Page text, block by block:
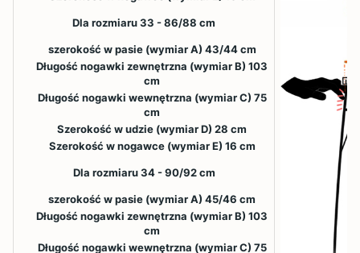
Dla rozmiaru 33 - 86/88 cm
szerokość w pasie (wymiar A) 43/44 cm
Długość nogawki zewnętrzna (wymiar B) 103
cm
Długość nogawki wewnętrzna (wymiar C) 75
cm
Szerokość w udzie (wymiar D) 28 cm
Szerokość w nogawce (wymiar E) 16 cm
Dla rozmiaru 34 - 90/92 cm
szerokość w pasie (wymiar A) 45/46 cm
Długość nogawki zewnętrzna (wymiar B) 103
cm
Długość nogawki wewnętrzna (wymiar C) 75